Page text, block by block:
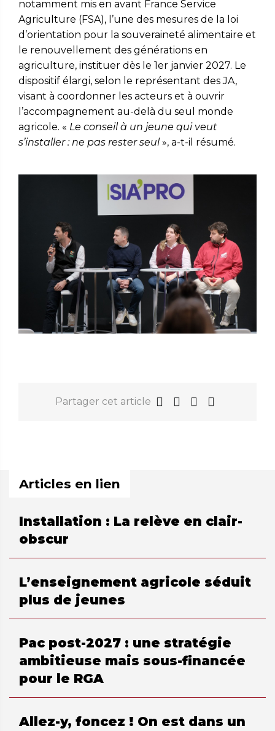
notamment mis en avant France Service
Agriculture (FSA), l’une des mesures de la loi
d’orientation pour la souveraineté alimentaire et
le renouvellement des générations en
agriculture, instituer dès le 1er janvier 2027. Le
dispositif élargi, selon le représentant des JA,
visant à coordonner les acteurs et à ouvrir
l’accompagnement au-delà du seul monde
agricole. « Le conseil à un jeune qui veut
s’installer : ne pas rester seul », a-t-il résumé.
Partager cet article
Articles en lien
Installation : La relève en clair-
obscur
L’enseignement agricole séduit
plus de jeunes
Pac post-2027 : une stratégie
ambitieuse mais sous-financée
pour le RGA
Allez-y, foncez ! On est dans un